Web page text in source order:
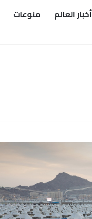
أخبار العالم منوعات